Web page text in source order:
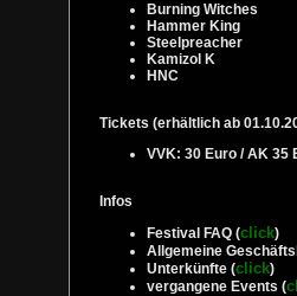
Burning Witches
Hammer King
Steelpreacher
Kamizol K
HNC
Tickets (erhältlich ab
VVK: 30 Euro / AK 35
Infos
Festival FAQ (click)
Allgemeine
Unterkünfte (click)
vergangene Events (